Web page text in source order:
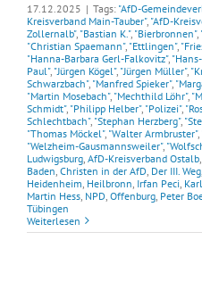
17.12.2025 | Tags: "AfD-
Kreisverband Main-Tauber", "AfD-
Zollernalb", "Bastian K.", "Bierbronnen",
"Christian Spaemann", "Ettlingen",
"Hanna-Barbara Gerl-Falkovitz",
Paul", "Jürgen Kögel", "Jürgen Müller",
Schwarzbach", "Manfred Spieker",
"Martin Mosebach", "Mechthild Löhr",
Schmidt", "Philipp Helber", "Polizei",
Schlechtbach", "Stephan Herzberg",
"Thomas Möckel", "Walter Armbruster",
"Welzheim-Gausmannsweiler",
Ludwigsburg AfD-Kreisverband Ostalb
Baden Christen in der AfD Der III. Weg
Heidenheim Heilbronn Irfan Peci
Martin Hess NPD Offenburg Peter
Tübingen
Weiterlesen